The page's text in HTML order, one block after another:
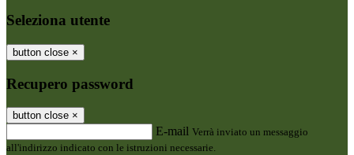
Seleziona utente
button close ×
Recupero password
button close ×
E-mail Verrà inviato un messaggio
all'indirizzo indicato con le istruzioni necessarie.